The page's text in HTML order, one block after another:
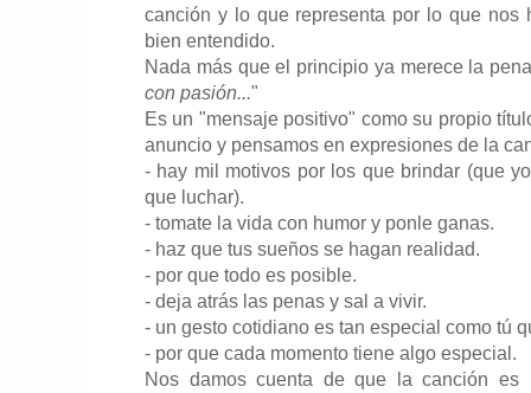
canción y lo que representa por lo que nos
bien entendido.
Nada más que el principio ya merece la
con pasión..."
Es un "mensaje positivo" como su propio
anuncio y pensamos en expresiones de la
- hay mil motivos por los que brindar (que
que luchar).
- tomate la vida con humor y ponle ganas.
- haz que tus sueños se hagan realidad.
- por que todo es posible.
- deja atrás las penas y sal a vivir.
- un gesto cotidiano es tan especial como tú
- por que cada momento tiene algo especial.
Nos damos cuenta de que la canción es